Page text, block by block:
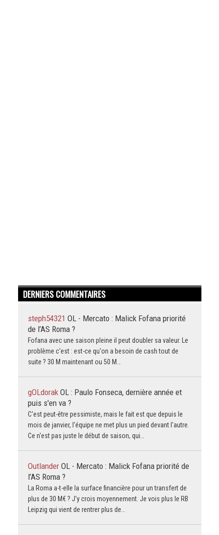
DERNIERS COMMENTAIRES
steph54321 OL - Mercato : Malick Fofana priorité
de l’AS Roma ?
Fofana avec une saison pleine il peut doubler sa valeur. Le
problème c'est : est-ce qu'on a besoin de cash tout de
suite ? 30 M maintenant ou 50 M…
gOLdorak OL : Paulo Fonseca, dernière année et
puis s'en va ?
C'est peut-être pessimiste, mais le fait est que depuis le
mois de janvier, l'équipe ne met plus un pied devant l'autre.
Ce n'est pas juste le début de saison, qui…
Outlander OL - Mercato : Malick Fofana priorité de
l’AS Roma ?
La Roma a-t-elle la surface financière pour un transfert de
plus de 30 M€ ? J'y crois moyennement. Je vois plus le RB
Leipzig qui vient de rentrer plus de…